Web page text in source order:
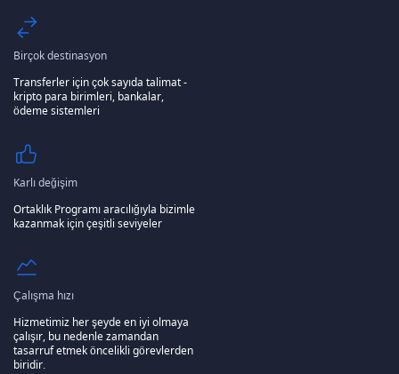
Birçok destinasyon
Transferler için çok sayıda talimat -
kripto para birimleri, bankalar,
ödeme sistemleri
Karlı değişim
Ortaklık Programı aracılığıyla bizimle
kazanmak için çeşitli seviyeler
Çalışma hızı
Hizmetimiz her şeyde en iyi olmaya
çalışır, bu nedenle zamandan
tasarruf etmek öncelikli görevlerden
biridir.